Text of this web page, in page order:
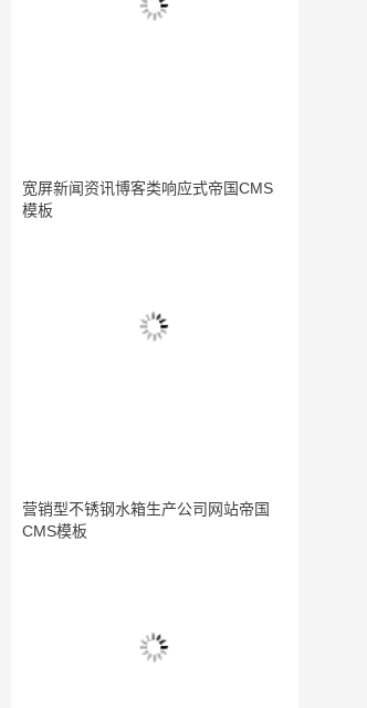
宽屏新闻资讯博客类响应式帝国CMS
模板
营销型不锈钢水箱生产公司网站帝国
CMS模板